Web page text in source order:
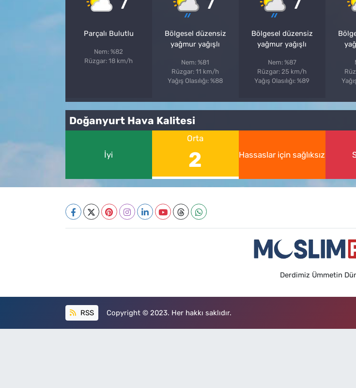
Parçalı Bulutlu
Nem: %82
Rüzgar: 18 km/h
Bölgesel düzensiz
yağmur yağışlı
Nem: %81
Rüzgar: 11 km/h
Yağış Olasılığı: %88
Bölgesel düzensiz
yağmur yağışlı
Nem: %87
Rüzgar: 25 km/h
Yağış Olasılığı: %89
Doğanyurt Hava Kalitesi
İyi
Orta
2 Hassaslar için sağlıksız
Derdimiz Ümmetin
RSS Copyright © 2023. Her hakkı saklıdır.